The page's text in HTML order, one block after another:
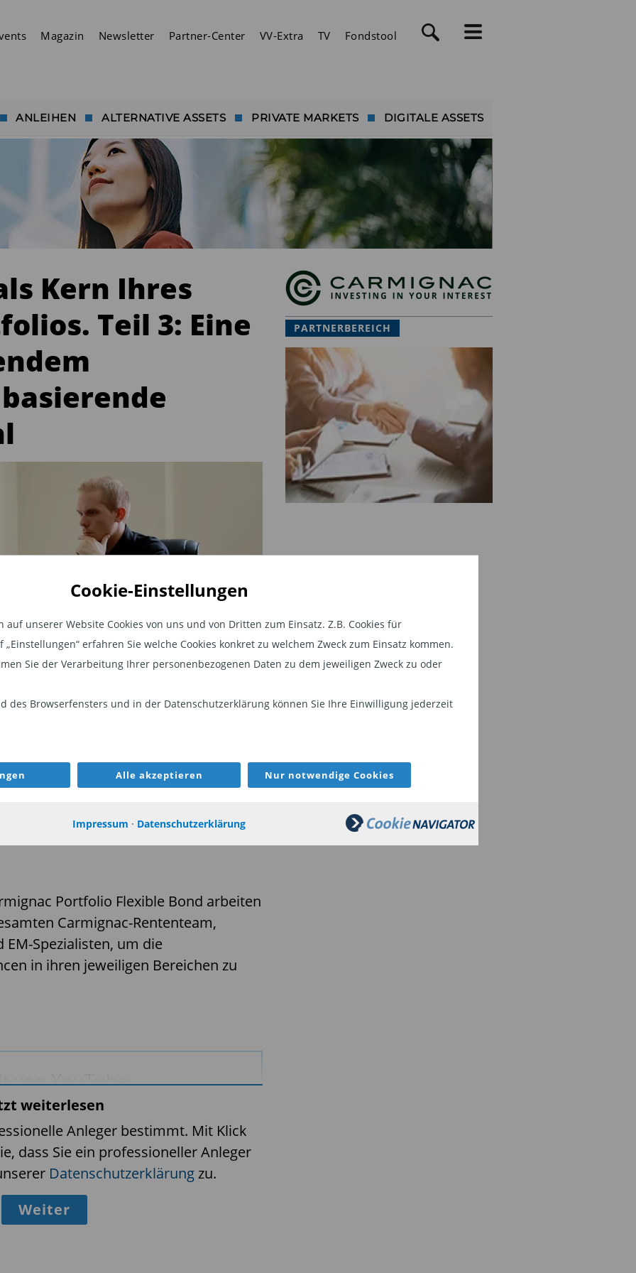
Cookie-Einstellungen
auf unserer Website Cookies von uns und von Dritten zum Einsatz. Z.B. Cookies für
erfahren Sie welche Cookies konkret zu welchem Zweck zum Einsatz kommen.
Sie der Verarbeitung Ihrer personenbezogenen Daten zu dem jeweiligen Zweck zu oder
des Browserfensters und in der Datenschutzerklärung können Sie Ihre Einwilligung jederzeit
Alle akzeptieren Nur notwendige Cookies
Impressum · Datenschutzerklärung
Magazin Newsletter Partner-Center VV-Extra TV Fondstool
ANLEIHEN ALTERNATIVE ASSETS PRIVATE MARKETS DIGITALE ASSETS
Kern Ihres
Teil 3: Eine
Teil 3: Eine auf umfassendem Fachwissen
High-Yield- oder
aus Industrie- oder
sind sehr heterogen
Portfolio Flexible Bond arbeiten
Carmignac-Rententeam,
Spezialisten, um die
in ihren jeweiligen Bereichen zu
von YouTube
Daten an YouTube übermittelt werden.
Sie in derDatenschutzerklärung.
auf YouTube öffnen
weiterlesen
Anleger bestimmt. Mit Klick
dass Sie ein professioneller Anleger
Datenschutzerklärungzu.
Weiter
PARTNERBEREICH